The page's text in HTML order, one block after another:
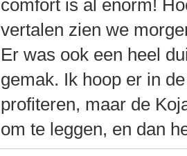
comfort is al enorm!
vertalen zien we
Er was ook een heel
gemak. Ik hoop er in
profiteren, maar de
om te leggen, en dan